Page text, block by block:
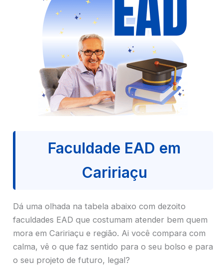
Faculdade EAD em
Caririaçu
Dá uma olhada na tabela abaixo com dezoito
faculdades EAD que costumam atender bem quem
mora em Caririaçu e região. Ai você compara com
calma, vê o que faz sentido para o seu bolso e para
o seu projeto de futuro, legal?